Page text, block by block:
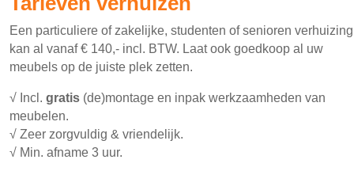
Een particuliere of zakelijke, studenten of senioren verhuizing
kan al vanaf € 140,- incl. BTW. Laat ook goedkoop al uw
meubels op de juiste plek zetten.
√ Incl. gratis (de)montage en inpak werkzaamheden van
meubelen.
√ Zeer zorgvuldig & vriendelijk.
√ Min. afname 3 uur.